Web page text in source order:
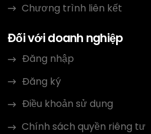
Chương trình liên kết
Đối với doanh nghiệp
Đăng nhập
Đăng ký
Điều khoản sử dụng
Chính sách quyền riêng tư